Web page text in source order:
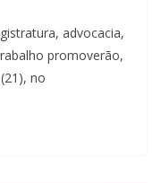
advocacia,
promoverão,
no